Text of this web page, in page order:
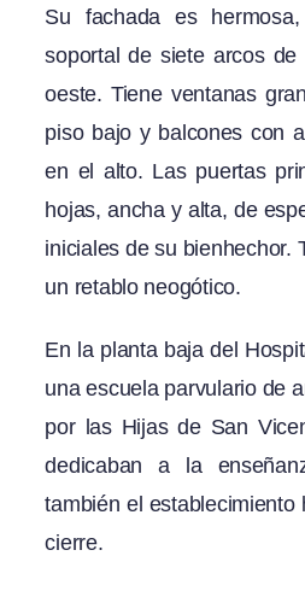
Su fachada es
soportal de siete arcos de
oeste. Tiene ventanas
piso bajo y balcones con
en el alto. Las puertas
hojas, ancha y alta, de
iniciales de su bienhechor.
un retablo neogótico.
En la planta baja del
una escuela parvulario de
por las Hijas de San
dedicaban a la
también el establecimiento
cierre.